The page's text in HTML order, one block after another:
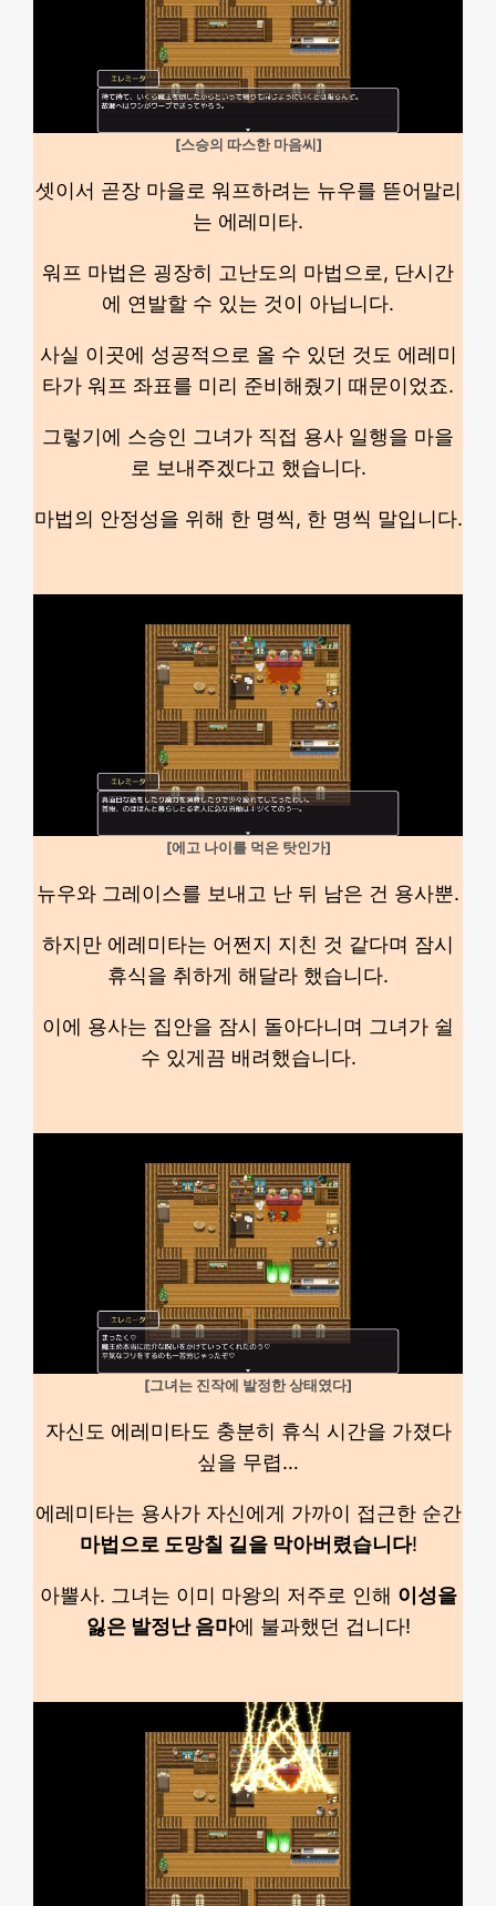
[스승의 따스한 마음씨]
셋이서 곧장 마을로 워프하려는 뉴우를 뜯어말리
는 에레미타.
워프 마법은 굉장히 고난도의 마법으로, 단시간
에 연발할 수 있는 것이 아닙니다.
사실 이곳에 성공적으로 올 수 있던 것도 에레미
타가 워프 좌표를 미리 준비해줬기 때문이었죠.
그렇기에 스승인 그녀가 직접 용사 일행을 마을
로 보내주겠다고 했습니다.
마법의 안정성을 위해 한 명씩, 한 명씩 말입니다.
[에고 나이를 먹은 탓인가]
뉴우와 그레이스를 보내고 난 뒤 남은 건 용사뿐.
하지만 에레미타는 어쩐지 지친 것 같다며 잠시
휴식을 취하게 해달라 했습니다.
이에 용사는 집안을 잠시 돌아다니며 그녀가 쉴
수 있게끔 배려했습니다.
[그녀는 진작에 발정한 상태였다]
자신도 에레미타도 충분히 휴식 시간을 가졌다
싶을 무렵…
에레미타는 용사가 자신에게 가까이 접근한 순간
마법으로 도망칠 길을 막아버렸습니다!
아뿔사. 그녀는 이미 마왕의 저주로 인해 이성을
잃은 발정난 음마에 불과했던 겁니다!